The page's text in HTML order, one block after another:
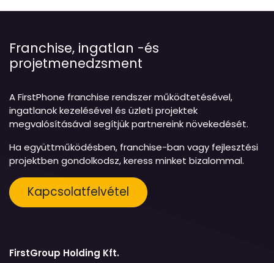
Franchise, ingatlan -és
projetmenedzsment
A FirstPhone franchise rendszer működtetésével,
ingatlanok kezelésével és üzleti projektek
megvalósításával segítjük partnereink növekedését.
Ha együttműködésben, franchise-ban vagy fejlesztési
projektben gondolkodsz, keress minket bizalommal.
Kapcsolatfelvétel
FirstGroup Holding Kft.